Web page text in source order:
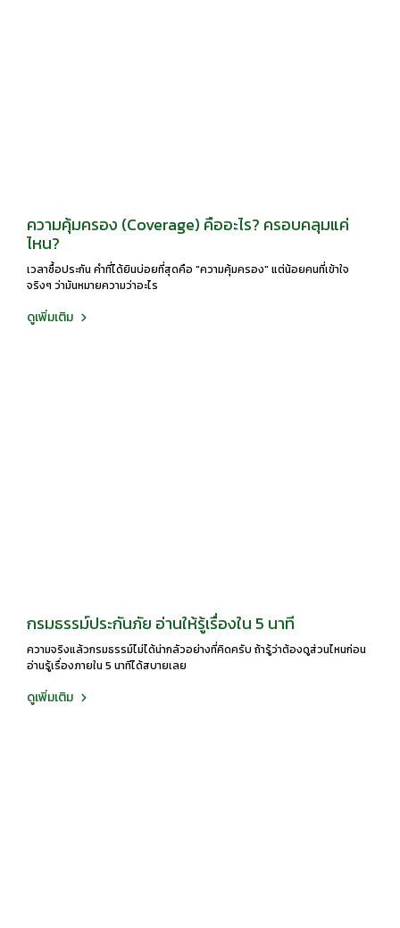
ความคุ้มครอง (Coverage) คืออะไร? ครอบคลุมแค่
ไหน?
เวลาซื้อประกัน คำที่ได้ยินบ่อยที่สุดคือ "ความคุ้มครอง" แต่น้อยคนที่เข้าใจ
จริงๆ ว่ามันหมายความว่าอะไร
ดูเพิ่มเติม
กรมธรรม์ประกันภัย อ่านให้รู้เรื่องใน 5 นาที
ความจริงแล้วกรมธรรม์ไม่ได้น่ากลัวอย่างที่คิดครับ ถ้ารู้ว่าต้องดูส่วนไหนก่อน
อ่านรู้เรื่องภายใน 5 นาทีได้สบายเลย
ดูเพิ่มเติม